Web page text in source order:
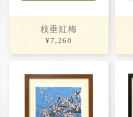
枝垂紅梅
¥7,260